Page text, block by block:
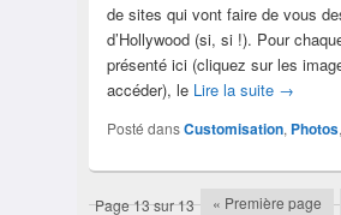
de sites qui vont faire de vous
d’Hollywood (si, si !). Pour
présenté ici (cliquez sur les
accéder), le Lire la suite →
Posté dansCustomisation, Photos,
Page 13 sur 13 « Première page